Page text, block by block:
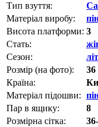
Тип взуття:
Матеріал виробу:
Висота платформи: 3
Стать:
Сезон:
Розмір (на фото):
36
Країна:
Матеріал підошви:
Пар в ящику:
8
Розмірна сітка: